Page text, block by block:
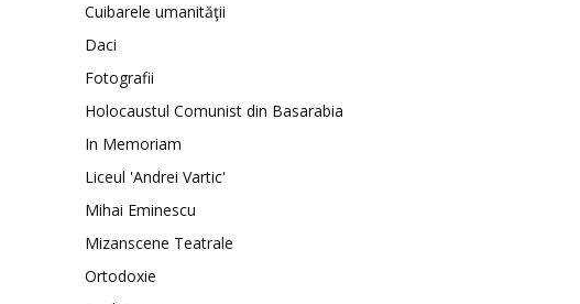
Cuibarele umanităţii
Daci
Fotografii
Holocaustul Comunist din Basarabia
In Memoriam
Liceul 'Andrei Vartic'
Mihai Eminescu
Mizanscene Teatrale
Ortodoxie